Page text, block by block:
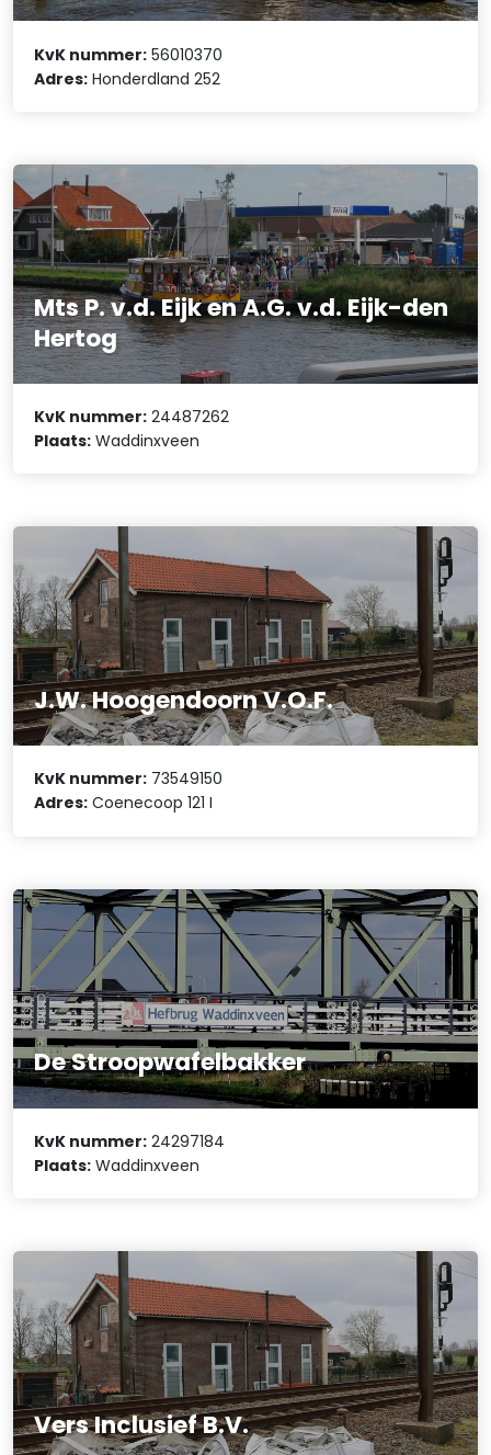
KvK nummer: 56010370
Adres: Honderdland 252
Mts P. v.d. Eijk en A.G. v.d. Eijk-den
Hertog
KvK nummer: 24487262
Plaats: Waddinxveen
J.W. Hoogendoorn V.O.F.
KvK nummer: 73549150
Adres: Coenecoop 121 I
De Stroopwafelbakker
KvK nummer: 24297184
Plaats: Waddinxveen
Vers Inclusief B.V.